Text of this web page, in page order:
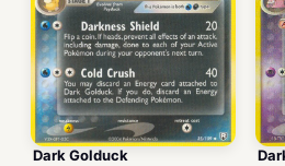
Dark Golduck